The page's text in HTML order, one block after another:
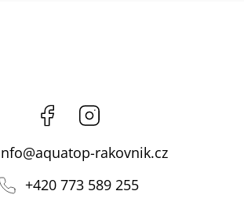
Facebook
@aquatop-rakovnik.cz
+420 773 589 255